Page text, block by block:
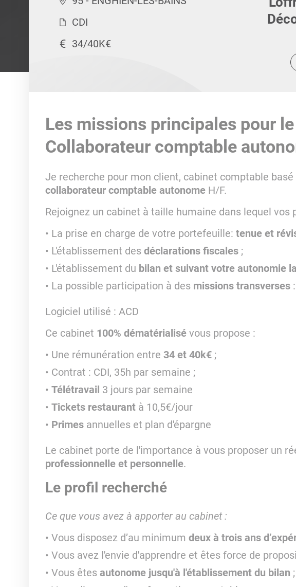
CDI
34/40K€
Les missions principales pour
Collaborateur comptable
Je recherche pour mon client, cabinet comptable basé
collaborateur comptable autonome H/F.
Rejoignez un cabinet à taille humaine dans lequel vos
La prise en charge de votre portefeuille: tenue et
L'établissement des déclarations fiscales;
L'établissement du bilan et suivant votre autonomie
La possible participation à des missions transverses:
Logiciel utilisé : ACD
Ce cabinet 100% dématérialisévous propose :
Une rémunération entre 34 et 40k€;
Contrat : CDI, 35h par semaine ;
Télétravail 3 jours par semaine
Tickets restaurant à 10,5€/jour
Primes annuelles et plan d'épargne
Le cabinet porte de l'importance à vous proposer un
professionnelle et personnelle.
Le profil recherché
Ce que vous avez à apporter au cabinet :
Vous disposez d’au minimum deux à trois ans
Vous avez l'envie d'apprendre et êtes force de
Vous êtes autonome jusqu'à l'établissement du bilan ;